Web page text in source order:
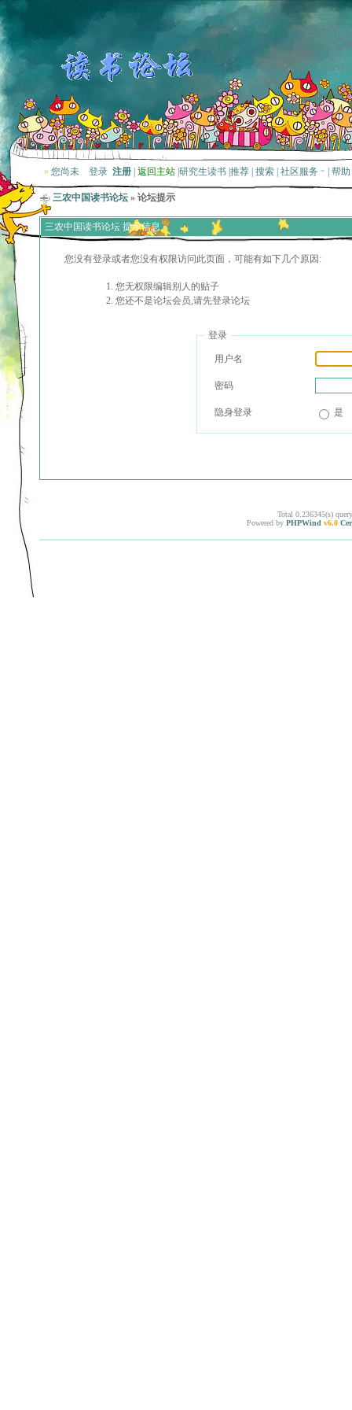
» 您尚未 登录 注册 返回主站 研究生读书 推荐 搜索 社区服务 帮助
三农中国读书论坛 » 论坛提示
三农中国读书论坛 提示信息
您没有登录或者您没有权限访问此页面，可能有如下几个原因:
您无权限编辑别人的贴子
您还不是论坛会员,请先登录论坛
登录
用户名
密码
隐身登录 是
Total 0.236345(s)
Powered by PHPWind v6.0